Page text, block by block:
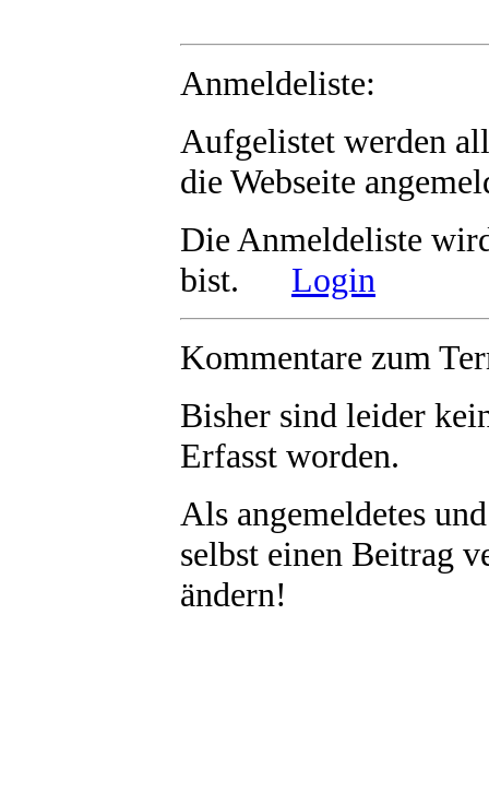
Anmeldeliste:
Aufgelistet werden
die Webseite
Die Anmeldeliste
bist. Login
Kommentare zum
Bisher sind leider
Erfasst worden.
Als angemeldetes
selbst einen Beitrag
ändern!